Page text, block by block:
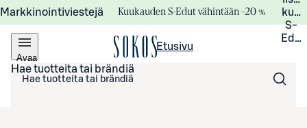
Markkinointiviestejä Kuukauden S-Edut vähintään –20 %
S-
Avaa
valikko
Etusivu
Hae tuotteita tai brändiä